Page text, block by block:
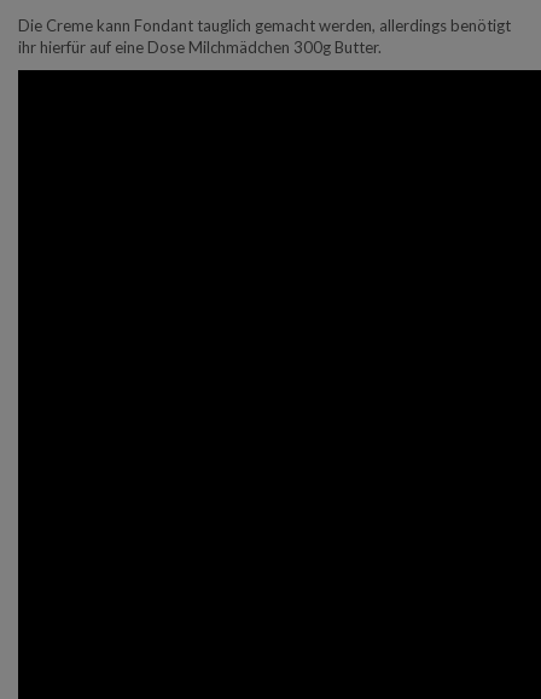
Die Creme kann Fondant tauglich gemacht werden, allerdings benötigt
ihr hierfür auf eine Dose Milchmädchen 300g Butter.